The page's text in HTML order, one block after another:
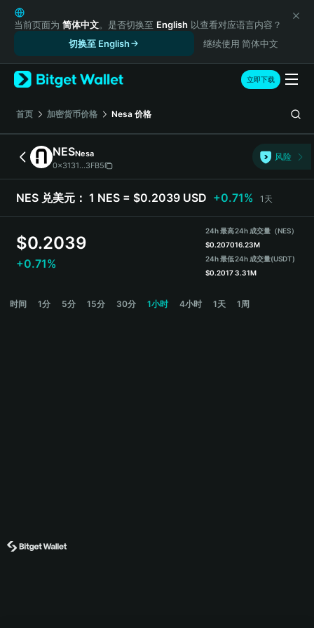
English
日本語
Русский
Español (Latinoamérica)
Türkçe
Italiano
Deutsch
简体中文
繁體中文
Português (Portugal)
हिन्दी
Español (Argentina)
当前页面为 简体中文。是否切换至 English 以查看对应语言内容？
切换至 English
继续使用 简体中文
立即下载
首页 加密货币价格 Nesa 价格
NESNesa
0x3131...3FB5
风险
NES 兑美元： 1 NES = $0.2039 USD +0.71% 1天
$0.2039
+0.71%
24h 最高
$0.2070
24h 最低
$0.2017
24h 成交量（NES）
16.23M
24h 成交量(USDT)
3.31M
时间 1分 5分 15分 30分 1小时 4小时 1天 1周